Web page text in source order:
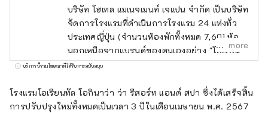
บริษัท โฮเทล แมเนจเมนท์ เจแปน จำกัด เป็นบริษัท
จัดการโรงแรมที่ดำเนินการโรงแรม 24 แห่งทั่ว
ประเทศญี่ปุ่น (จำนวนห้องพักทั้งหมด 7,601 ห้อง)
นอกเหนือจากแบรนด์ของตนเองอย่าง "โอเรียน
ทัล โฮเทล" และ "โรงแรมโอเรียนทัล เอ็กซ์เพรส"
แห่ง เช่น "ฮิลตัน" "เชอราตัน" และ "โรงแรมนิก
โก้"
more
บริการนี้รวมโฆษณาที่ได้รับการสนับสนุน
โรงแรมโอเรียนทัล โอกินาว่า ว่า รีสอร์ท แอนด์ สปา ซึ่งได้เสร็จสิ้น
การปรับปรุงใหม่ทั้งหมดเป็นเวลา 3 ปีในเดือนเมษายน พ.ศ. 2567